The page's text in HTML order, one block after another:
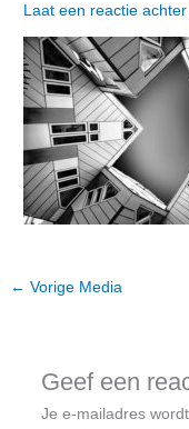
Laat een reactie achter
← Vorige Media
Geef een
Je e-mailadres